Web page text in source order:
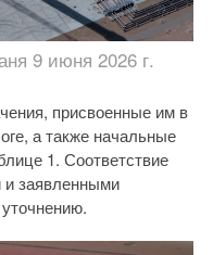
9 июня 2026 г.
присвоенные им в
а также начальные
1. Соответствие
заявленными